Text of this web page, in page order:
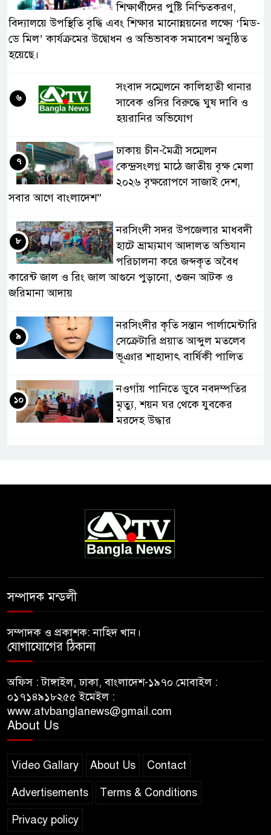
শিক্ষার্থীদের পুষ্টি নিশ্চিতকরণ,
বিদ্যালয়ে উপস্থিতি বৃদ্ধি এবং শিক্ষার মানোন্নয়নের লক্ষ্যে ‘মিড-
ডে মিল’ কার্যক্রমের উদ্বোধন ও অভিভাবক সমাবেশ অনুষ্ঠিত
হয়েছে।
সংবাদ সম্মেলনে কালিহাতী থানার
সাবেক ওসির বিরুদ্ধে ঘুষ দাবি ও
হয়রানির অভিযোগ
৬
ঢাকায় চীন-মৈত্রী সম্মেলন
কেন্দ্রসংলগ্ন মাঠে জাতীয় বৃক্ষ মেলা
২০২৬ বৃক্ষরোপণে সাজাই দেশ,
সবার আগে বাংলাদেশ”
৭
নরসিংদী সদর উপজেলার মাধবদী
হাটে ভ্রাম্যমাণ আদালত অভিযান
পরিচালনা করে জব্দকৃত অবৈধ
কারেন্ট জাল ও রিং জাল আগুনে পুড়ানো, ৩জন আটক ও
জরিমানা আদায়
৮
নরসিংদীর কৃতি সন্তান পার্লামেন্টারি
সেক্রেটারি প্রয়াত আব্দুল মতলেব
ভূঞার শাহাদাৎ বার্ষিকী পালিত
৯
নওগাঁয় পানিতে ডুবে নবদম্পতির
মৃত্যু, শয়ন ঘর থেকে যুবকের
মরদেহ উদ্ধার
১০
সম্পাদক মন্ডলী
সম্পাদক ও প্রকাশক: নাহিদ খান।
যোগাযোগের ঠিকানা
অফিস : টাঙ্গাইল, ঢাকা, বাংলাদেশ-১৯৭০ মোবাইল :
০১৭১৪৯১৮২৫৫ ইমেইল :
www.atvbanglanews@gmail.com
About Us
Video Gallary About Us Contact
Advertisements Terms & Conditions
Privacy policy